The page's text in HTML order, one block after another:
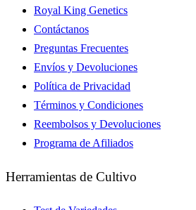
Royal King Genetics
Contáctanos
Preguntas Frecuentes
Envíos y Devoluciones
Política de Privacidad
Términos y Condiciones
Reembolsos y Devoluciones
Programa de Afiliados
Herramientas de Cultivo